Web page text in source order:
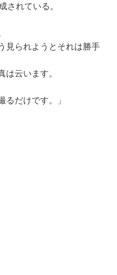
されている。
見られようとそれは勝手
云います。
だけです。」